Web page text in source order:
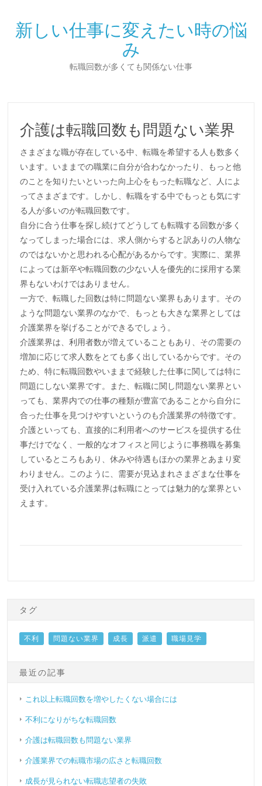
新しい仕事に変えたい時の悩
み
転職回数が多くても関係ない仕事
介護は転職回数も問題ない業界
さまざまな職が存在している中、転職を希望する人も数多く
います。いままでの職業に自分が合わなかったり、もっと他
のことを知りたいといった向上心をもった転職など、人によ
ってさまざまです。しかし、転職をする中でもっとも気にす
る人が多いのが転職回数です。
自分に合う仕事を探し続けてどうしても転職する回数が多く
なってしまった場合には、求人側からすると訳ありの人物な
のではないかと思われる心配があるからです。実際に、業界
によっては新卒や転職回数の少ない人を優先的に採用する業
界もないわけではありません。
一方で、転職した回数は特に問題ない業界もあります。その
ような問題ない業界のなかで、もっとも大きな業界としては
介護業界を挙げることができるでしょう。
介護業界は、利用者数が増えていることもあり、その需要の
増加に応じて求人数をとても多く出しているからです。その
ため、特に転職回数やいままで経験した仕事に関しては特に
問題にしない業界です。また、転職に関し問題ない業界とい
っても、業界内での仕事の種類が豊富であることから自分に
合った仕事を見つけやすいというのも介護業界の特徴です。
介護といっても、直接的に利用者へのサービスを提供する仕
事だけでなく、一般的なオフィスと同じように事務職を募集
しているところもあり、休みや待遇もほかの業界とあまり変
わりません。このように、需要が見込まれさまざまな仕事を
受け入れている介護業界は転職にとっては魅力的な業界とい
えます。
タグ
不利 問題ない業界 成長 派遣 職場見学
最近の記事
これ以上転職回数を増やしたくない場合には
不利になりがちな転職回数
介護は転職回数も問題ない業界
介護業界での転職市場の広さと転職回数
成長が見られない転職志望者の失敗